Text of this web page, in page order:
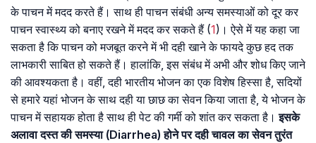
के पाचन में मदद करते हैं। साथ ही पाचन संबंधी अन्य समस्याओं को दूर कर
पाचन स्वास्थ्य को बनाए रखने में मदद कर सकते हैं (1)। ऐसे में यह कहा जा
सकता है कि पाचन को मजबूत करने में भी दही खाने के फायदे कुछ हद तक
लाभकारी साबित हो सकते हैं। हालांकि, इस संबंध में अभी और शोध किए जाने
की आवश्यकता है। वहीं, दही भारतीय भोजन का एक विशेष हिस्सा है, सदियों
से हमारे यहां भोजन के साथ दही या छाछ का सेवन किया जाता है, ये भोजन के
पाचन में सहायक होता है साथ ही पेट की गर्मी को शांत कर सकता है।इसके
अलावा दस्त की समस्या (Diarrhea) होने पर दही चावल का सेवन तुरंत